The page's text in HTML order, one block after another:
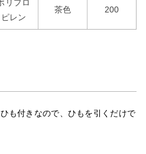
リプロ
ピレン
茶色 200
も付きなので、ひもを引くだけで